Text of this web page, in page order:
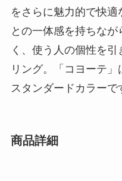
をさらに魅力的で快
との一体感を持ちな
く、使う人の個性を
リング。「コヨーテ
スタンダードカラーで
商品詳細